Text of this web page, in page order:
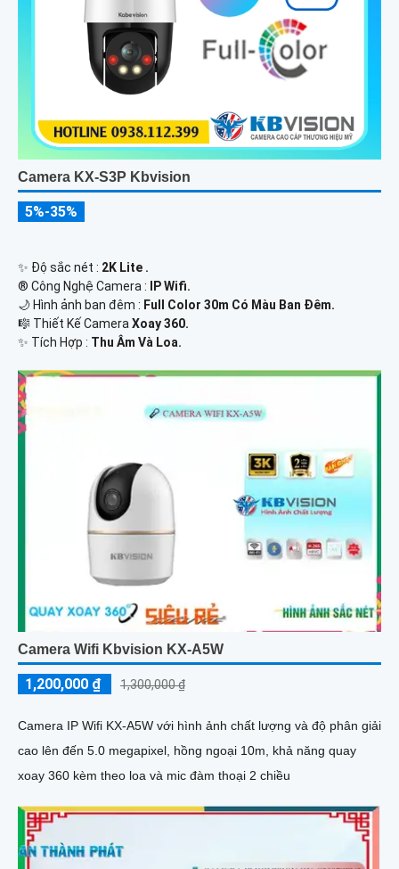
Camera KX-S3P Kbvision
5%-35%
✨ Độ sắc nét : 2K Lite .
®️ Công Nghệ Camera :
IP Wifi.
🌙 Hình ảnh ban đêm : Full Color 30m Có Màu Ban Ðêm.
🎼️ Thiết Kế Camera Xoay 360.
️✨ Tích Hợp : Thu Âm Và Loa.
Camera Wifi Kbvision KX-A5W
1,200,000 ₫ 1,300,000 ₫
Camera IP Wifi KX-A5W với hình ảnh chất lượng và độ phân giải
cao lên đến 5.0 megapixel, hồng ngoại 10m, khả năng quay
xoay 360 kèm theo loa và mic đàm thoại 2 chiều